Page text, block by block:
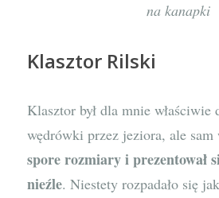
na kanapki
Klasztor Rilski
Klasztor był dla mnie właściwie
wędrówki przez jeziora, ale
spore rozmiary i prezentował
nieźle. Niestety rozpadało się